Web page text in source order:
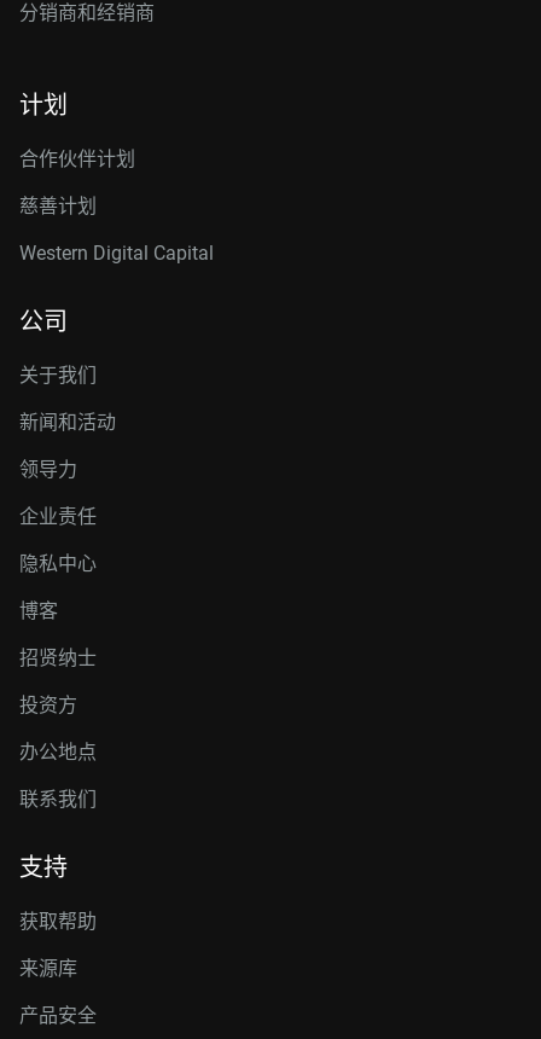
分销商和经销商
计划
合作伙伴计划
慈善计划
Western Digital Capital
公司
关于我们
新闻和活动
领导力
企业责任
隐私中心
博客
招贤纳士
投资方
办公地点
联系我们
支持
获取帮助
来源库
产品安全